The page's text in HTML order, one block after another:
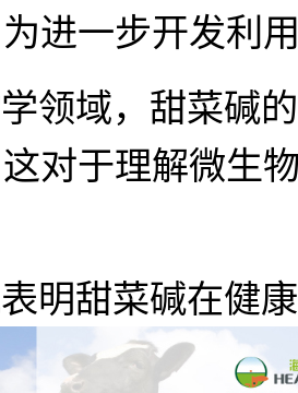
进一步开发利
领域，甜菜碱
对于理解微生
明甜菜碱在健